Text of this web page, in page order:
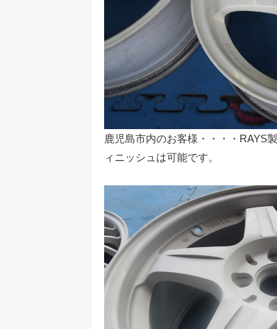
鹿児島市内のお客様・・・・RAYS
ィニッシュは可能です。